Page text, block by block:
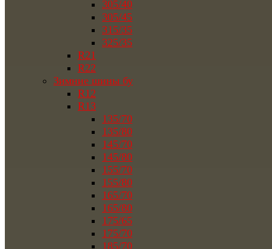
305/40
305/45
315/35
325/35
R21
R22
Зимние шины бу
R12
R13
135/70
135/80
145/70
145/80
155/70
155/80
165/70
165/80
175/65
175/70
185/70